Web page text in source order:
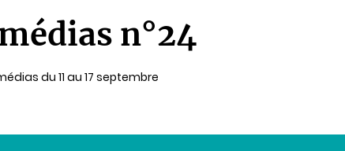
n°24
du 11 au 17 septembre